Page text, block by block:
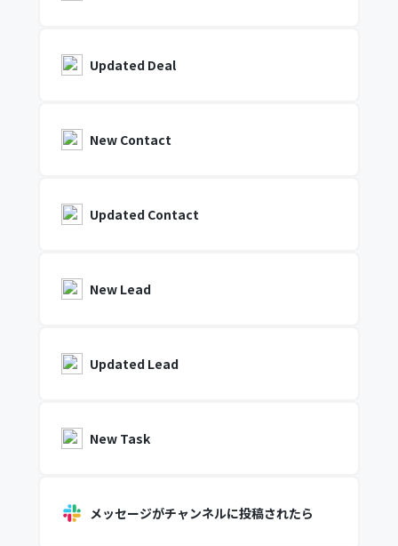
Updated Deal
New Contact
Updated Contact
New Lead
Updated Lead
New Task
メッセージがチャンネルに投稿されたら